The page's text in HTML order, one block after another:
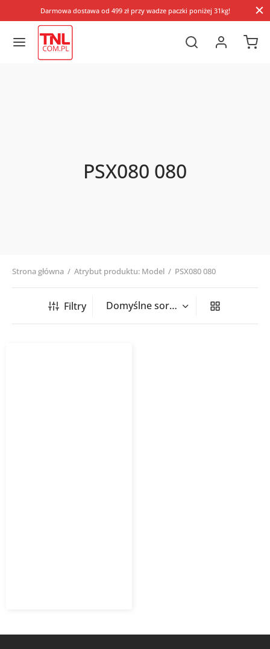
Darmowa dostawa od 499 zł przy wadze paczki poniżej 31kg!
PSX080 080
Strona główna / Atrybut produktu: Model / PSX080 080
Filtry